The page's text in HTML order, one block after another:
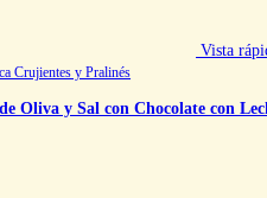
Vista
Crujientes y Pralinés
Oliva y Sal con Chocolate con